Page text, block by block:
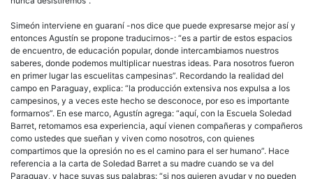
Simeón interviene en guaraní -nos dice que puede expresarse mejor así y
entonces Agustín se propone traducirnos-: “es a partir de estos espacios
de encuentro, de educación popular, donde intercambiamos nuestros
saberes, donde podemos multiplicar nuestras ideas. Para nosotros fueron
en primer lugar las escuelitas campesinas”. Recordando la realidad del
campo en Paraguay, explica: “la producción extensiva nos expulsa a los
campesinos, y a veces este hecho se desconoce, por eso es importante
formarnos”. En ese marco, Agustín agrega: “aquí, con la Escuela Soledad
Barret, retomamos esa experiencia, aquí vienen compañeras y compañeros
como ustedes que sueñan y viven como nosotros, con quienes
compartimos que la opresión no es el camino para el ser humano”. Hace
referencia a la carta de Soledad Barret a su madre cuando se va del
Paraguay, y hace suyas sus palabras: “si nos quieren ayudar y no pueden